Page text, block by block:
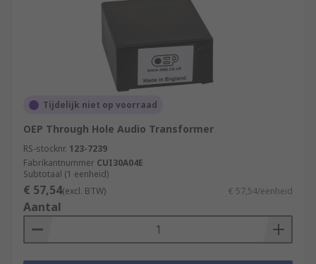
Tijdelijk niet op voorraad
OEP Through Hole Audio Transformer
RS-stocknr. 123-7239
Fabrikantnummer CUI30A04E
Subtotaal (1 eenheid)
€ 57,54(excl. BTW) € 57,54/eenheid
Aantal